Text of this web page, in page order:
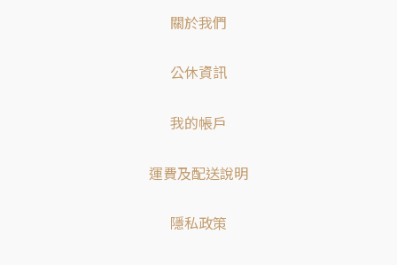
關於我們
公休資訊
我的帳戶
運費及配送說明
隱私政策